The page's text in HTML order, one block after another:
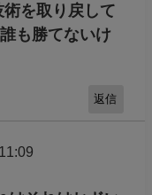
を取り戻して
も勝てないけ
返信